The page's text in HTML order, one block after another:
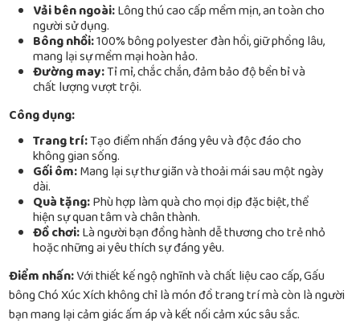
Vải bên ngoài:Lông thú cao cấp mềm mịn, an toàn cho
người sử dụng.
Bông nhồi:100% bông polyester đàn hồi, giữ phồng lâu,
mang lại sự mềm mại hoàn hảo.
Đường may:Tỉ mỉ, chắc chắn, đảm bảo độ bền bỉ và
chất lượng vượt trội.
Công dụng:
Trang trí:Tạo điểm nhấn đáng yêu và độc đáo cho
không gian sống.
Gối ôm:Mang lại sự thư giãn và thoải mái sau một ngày
dài.
Quà tặng:Phù hợp làm quà cho mọi dịp đặc biệt, thể
hiện sự quan tâm và chân thành.
Đồ chơi:Là người bạn đồng hành dễ thương cho trẻ nhỏ
hoặc những ai yêu thích sự đáng yêu.
Điểm nhấn:Với thiết kế ngộ nghĩnh và chất liệu cao cấp, Gấu
bông Chó Xúc Xích không chỉ là món đồ trang trí mà còn là người
bạn mang lại cảm giác ấm áp và kết nối cảm xúc sâu sắc.